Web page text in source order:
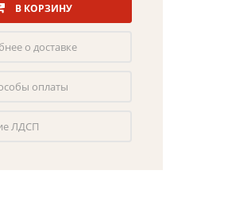
В КОРЗИНУ
о доставке
оплаты
ЛДСП